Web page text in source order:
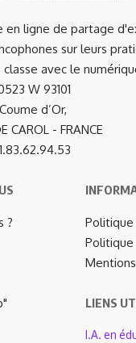
en ligne de partage
sur leurs
avec le
W 93101
d’Or,
CAROL - FRANCE
?
Politique
LIENS
I.A. en